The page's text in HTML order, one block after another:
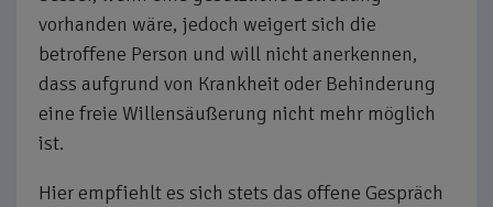
vorhanden wäre, jedoch weigert sich die
betroffene Person und will nicht anerkennen,
dass aufgrund von Krankheit oder Behinderung
eine freie Willensäußerung nicht mehr möglich
ist.
Hier empfiehlt es sich stets das offene Gespräch